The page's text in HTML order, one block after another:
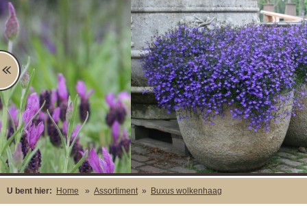
U bent hier: Home » Assortiment» Buxus wolkenhaag